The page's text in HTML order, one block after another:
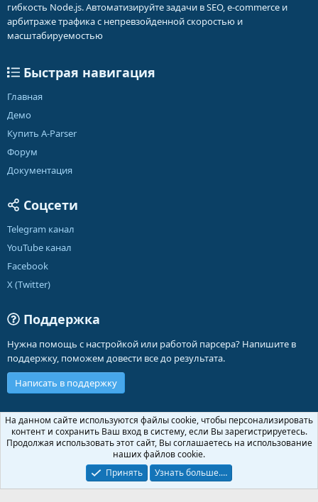
гибкость Node.js. Автоматизируйте задачи в SEO, e-commerce и
арбитраже трафика с непревзойденной скоростью и
масштабируемостью
Быстрая навигация
Главная
Демо
Купить A-Parser
Форум
Документация
Соцсети
Telegram канал
YouTube канал
Facebook
X (Twitter)
Поддержка
Нужна помощь с настройкой или работой парсера? Напишите в
поддержку, поможем довести все до результата.
Написать в поддержку
Russian (RU)
Обратная связь
Условия и правила
Политика конфиденциальности
Помощь
Community platform by XenForo ® © 2010-2026 XenForo Ltd.
На данном сайте используются файлы cookie, чтобы персонализировать
контент и сохранить Ваш вход в систему, если Вы зарегистрируетесь.
Продолжая использовать этот сайт, Вы соглашаетесь на использование
наших файлов cookie.
Принять
Узнать больше.…